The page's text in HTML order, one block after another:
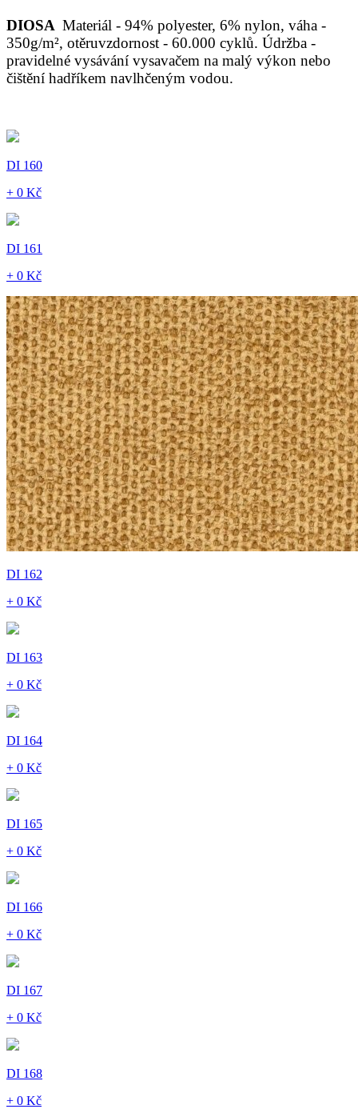
DIOSA Materiál - 94% polyester, 6% nylon, váha -
350g/m², otěruvzdornost - 60.000 cyklů. Údržba -
pravidelné vysávání vysavačem na malý výkon nebo
čištění hadříkem navlhčeným vodou.
DI 160
+ 0 Kč
DI 161
+ 0 Kč
DI 162
+ 0 Kč
DI 163
+ 0 Kč
DI 164
+ 0 Kč
DI 165
+ 0 Kč
DI 166
+ 0 Kč
DI 167
+ 0 Kč
DI 168
+ 0 Kč